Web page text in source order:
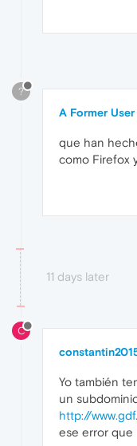
?
A Former User
que han
como Firefox
11 days later
C
Yo también
un
http://
ese error que